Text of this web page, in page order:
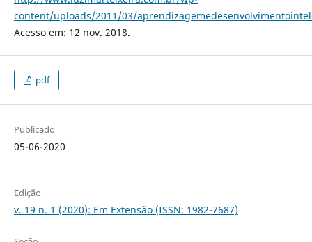
content/uploads/2011/03/
Acesso em: 12 nov. 2018.
pdf
Publicado
05-06-2020
Edição
v. 19 n. 1 (2020): Em Extensão (ISSN: 1982-7687)